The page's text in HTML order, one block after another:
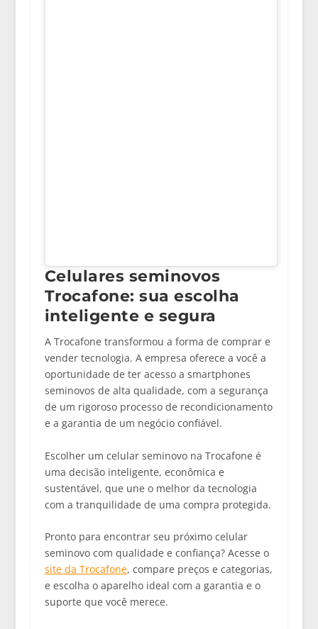
Celulares seminovos
Trocafone: sua escolha
inteligente e segura
A Trocafone transformou a forma de comprar e
vender tecnologia. A empresa oferece a você a
oportunidade de ter acesso a smartphones
seminovos de alta qualidade, com a segurança
de um rigoroso processo de recondicionamento
e a garantia de um negócio confiável.
Escolher um celular seminovo na Trocafone é
uma decisão inteligente, econômica e
sustentável, que une o melhor da tecnologia
com a tranquilidade de uma compra protegida.
Pronto para encontrar seu próximo celular
seminovo com qualidade e confiança?Acesse o
site da Trocafone, compare preços e categorias,
e escolha o aparelho ideal com a garantia e o
suporte que você merece.